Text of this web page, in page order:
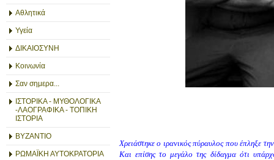
Αθλητικά
Υγεία
ΔΙΚΑΙΟΣΥΝΗ
Κοινωνία
Σαν σημερα...
ΙΣΤΟΡΙΚΑ - ΜΥΘΟΛΟΓΙΚΑ
-ΛΑΟΓΡΑΦΙΚΑ - ΤΟΠΙΚΗ
ΙΣΤΟΡΙΑ
ΒΥΖΑΝΤΙΟ
ΡΩΜΑΪΚΗ ΑΥΤΟΚΡΑΤΟΡΙΑ
Χρειάστηκε ο ιρανικός πύραυλος που έπληξε
Και επίσης το μεγάλο της δίδαγμα ότι